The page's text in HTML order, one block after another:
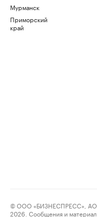
Мурманск
Приморский
край
© ООО «БИЗНЕСПРЕСС»,
2026. Сообщения и